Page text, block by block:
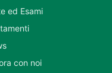
ed Esami
con noi